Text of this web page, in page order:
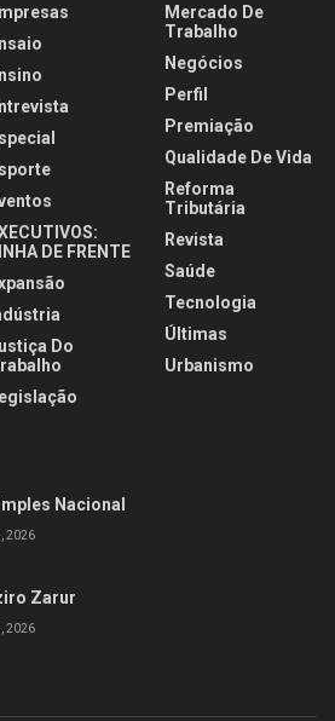
DE FRENTE
Do
Mercado De
Trabalho
Negócios
Perfil
Premiação
Qualidade De Vida
Reforma
Tributária
Revista
Saúde
Tecnologia
Últimas
Urbanismo
Nacional
2026
Zarur
2026